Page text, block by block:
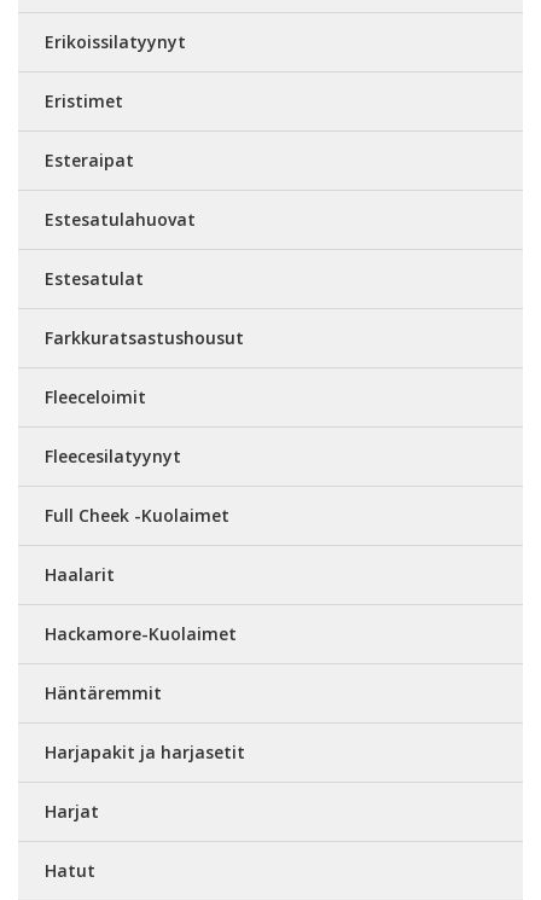
Erikoissilatyynyt
Eristimet
Esteraipat
Estesatulahuovat
Estesatulat
Farkkuratsastushousut
Fleeceloimit
Fleecesilatyynyt
Full Cheek -Kuolaimet
Haalarit
Hackamore-Kuolaimet
Häntäremmit
Harjapakit ja harjasetit
Harjat
Hatut